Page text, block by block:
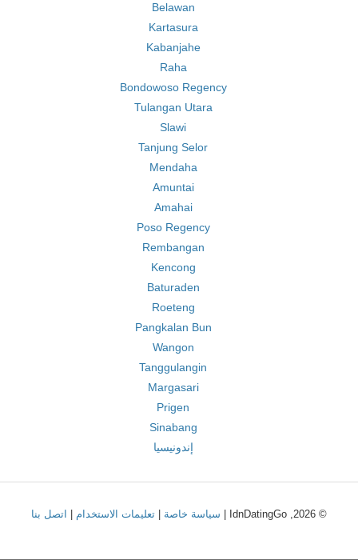
Belawan
Kartasura
Kabanjahe
Raha
Bondowoso Regency
Tulangan Utara
Slawi
Tanjung Selor
Mendaha
Amuntai
Amahai
Poso Regency
Rembangan
Kencong
Baturaden
Roeteng
Pangkalan Bun
Wangon
Tanggulangin
Margasari
Prigen
Sinabang
إندونيسيا
© 2026, IdnDatingGo | سياسة خاصة تعليمات الاستخدام اتصل بنا